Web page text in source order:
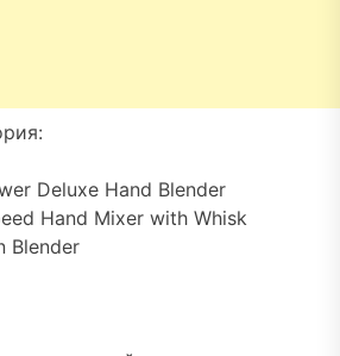
Deluxe Hand Blender
Hand Mixer with Whisk
Blender